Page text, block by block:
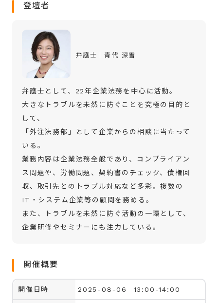
登壇者
弁護士│青代 深雪
弁護士として、22年企業法務を中心に活動。
大きなトラブルを未然に防ぐことを究極の目的と
して、
「外注法務部」として企業からの相談に当たって
いる。
業務内容は企業法務全般であり、コンプライアン
ス問題や、労働問題、契約書のチェック、債権回
収、取引先とのトラブル対応など多彩。複数の
IT・システム企業等の顧問を務める。
また、トラブルを未然に防ぐ活動の一環として、
企業研修やセミナーにも注力している。
開催概要
開催日時 2025-08-06 13:00-14:00